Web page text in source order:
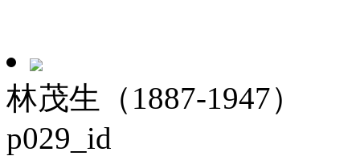
林茂生（1887-1947）
p029_id